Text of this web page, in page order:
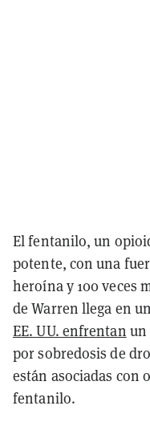
El fentanilo, un
potente, con una
heroína y 100 veces
de Warren llega en
EE. UU. enfrentan un
por sobredosis de
están asociadas con
fentanilo.